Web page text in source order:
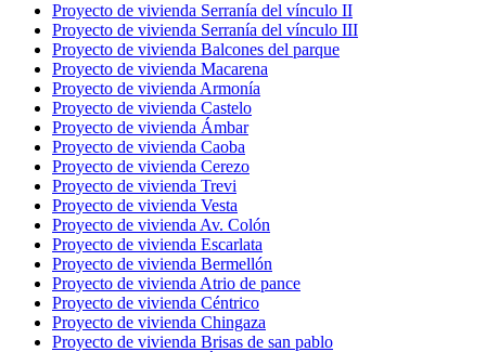
Proyecto de vivienda Serranía del vínculo II
Proyecto de vivienda Serranía del vínculo III
Proyecto de vivienda Balcones del parque
Proyecto de vivienda Macarena
Proyecto de vivienda Armonía
Proyecto de vivienda Castelo
Proyecto de vivienda Ámbar
Proyecto de vivienda Caoba
Proyecto de vivienda Cerezo
Proyecto de vivienda Trevi
Proyecto de vivienda Vesta
Proyecto de vivienda Av. Colón
Proyecto de vivienda Escarlata
Proyecto de vivienda Bermellón
Proyecto de vivienda Atrio de pance
Proyecto de vivienda Céntrico
Proyecto de vivienda Chingaza
Proyecto de vivienda Brisas de san pablo